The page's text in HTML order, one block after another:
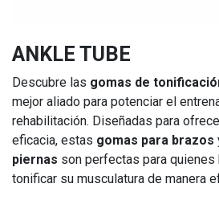
ANKLE TUBE
Descubre las gomas de
mejor aliado para potenciar el
rehabilitación. Diseñadas para
eficacia, estas gomas para brazos
piernas son perfectas para
tonificar su musculatura de manera